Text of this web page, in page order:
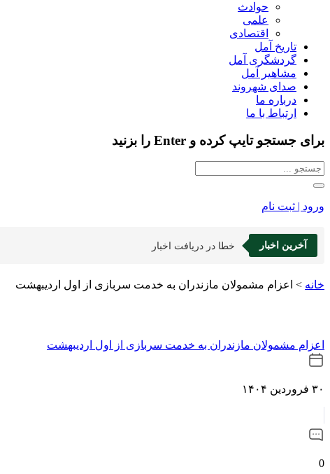
حوادث
علمی
اقتصادی
تاریخ آمل
گردشگری آمل
مشاهیر آمل
صدای شهروند
درباره ما
ارتباط با ما
برای جستجو تایپ کرده و Enter را بزنید
ورود | ثبت نام
آخرین اخبار خطا در دریافت اخبار
خانه > اعزام مشمولان مازندران به خدمت سربازی از اول اردیبهشت
اعزام مشمولان مازندران به خدمت سربازی از اول اردیبهشت
۳۰ فروردین ۱۴۰۴
0